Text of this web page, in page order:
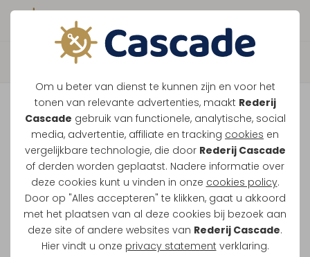
Om u beter van dienst te kunnen zijn en voor het
tonen van relevante advertenties, maakt Rederij
Cascade gebruik van functionele, analytische, social
media, advertentie, affiliate en tracking cookies en
vergelijkbare technologie, die door Rederij Cascade
of derden worden geplaatst. Nadere informatie over
deze cookies kunt u vinden in onze cookies policy.
Door op "Alles accepteren" te klikken, gaat u akkoord
met het plaatsen van al deze cookies bij bezoek aan
deze site of andere websites van Rederij Cascade.
Hier vindt u onze privacy statement verklaring.
Boek direct je vaart
Terug
Maasparel Tocht
Vaar langs Maasbracht, Wessem en het witte
stadje Thorn. Dit klassieke rondje over de
Maasplassen vertrekt vanuit Maasbracht of
Thorn.
Midden-Limburg in één rondvaart